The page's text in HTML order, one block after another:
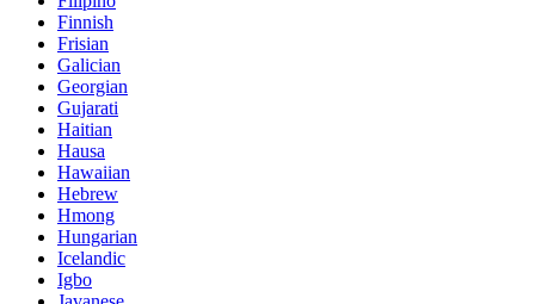
Finnish
Frisian
Galician
Georgian
Gujarati
Haitian
Hausa
Hawaiian
Hebrew
Hmong
Hungarian
Icelandic
Igbo